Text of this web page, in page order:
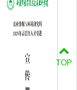
TOP